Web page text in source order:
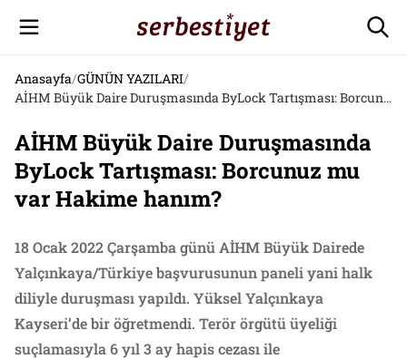
Anasayfa/GÜNÜN YAZILARI/
AİHM Büyük Daire Duruşmasında ByLock Tartışması: Borcunuz mu var Hakime hanım?
AİHM Büyük Daire Duruşmasında
ByLock Tartışması: Borcunuz mu
var Hakime hanım?
18 Ocak 2022 Çarşamba günü AİHM Büyük Dairede
Yalçınkaya/Türkiye başvurusunun paneli yani halk
diliyle duruşması yapıldı. Yüksel Yalçınkaya
Kayseri’de bir öğretmendi. Terör örgütü üyeliği
suçlamasıyla 6 yıl 3 ay hapis cezası ile